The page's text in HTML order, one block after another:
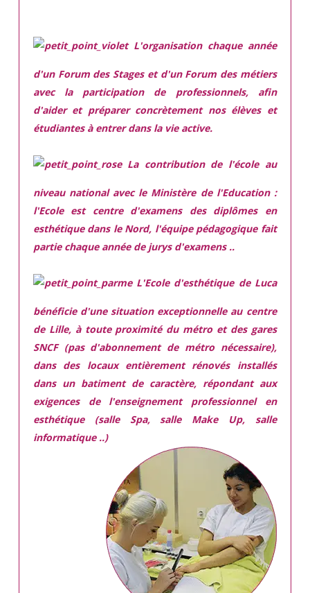
L'organisation chaque année
d'un Forum des Stages et d'un Forum des métiers
avec la participation de professionnels, afin
d'aider et préparer concrètement nos élèves et
étudiantes à entrer dans la vie active.
La contribution de l'école au
niveau national avec le Ministère de l'Education :
l'Ecole est centre d'examens des diplômes en
esthétique dans le Nord, l'équipe pédagogique fait
partie chaque année de jurys d'examens ..
L'Ecole d'esthétique de Luca
bénéficie d'une situation exceptionnelleau centre
de Lille, à toute proximité du métro et des gares
SNCF (pas d'abonnement de métro nécessaire),
dans des locaux entièrement rénovés installés
dans un batiment de caractère, répondant aux
exigencesde l'enseignement professionnel en
esthétique (salle Spa, salle Make Up, salle
informatique ..)